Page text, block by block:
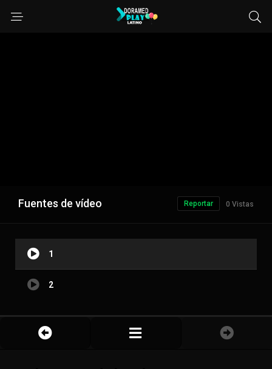
Fuentes de vídeo 0 Vistas
Reportar
1
2